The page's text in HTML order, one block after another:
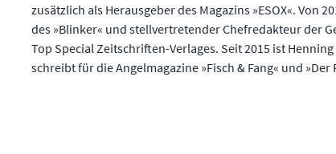
zusätzlich als Herausgeber des Magazins »ESOX«. Von
des »Blinker« und stellvertretender Chefredakteur der
Top Special Zeitschriften-Verlages. Seit 2015 ist
schreibt für die Angelmagazine »Fisch & Fang« und »Der